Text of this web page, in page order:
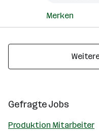
Merken
Gefragte Jobs
Produktion Mitarbeiter